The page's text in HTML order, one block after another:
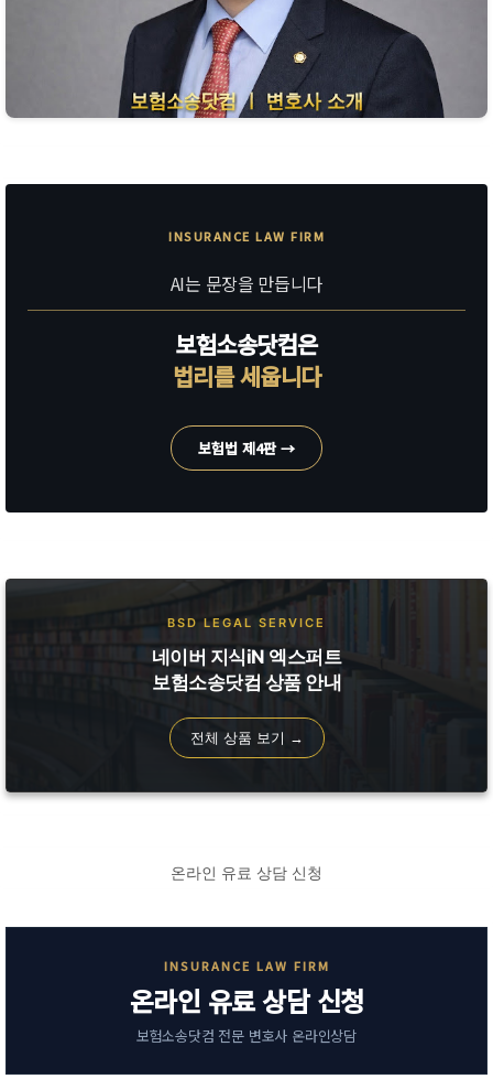
INSURANCE LAW FIRM
AI는 문장을 만듭니다
보험소송닷컴은
법리를 세웁니다
보험법 제4판 →
BSD LEGAL SERVICE
네이버 지식iN 엑스퍼트
보험소송닷컴 상품 안내
전체 상품 보기 →
온라인 유료 상담 신청
INSURANCE LAW FIRM
온라인 유료 상담 신청
보험소송닷컴 전문 변호사 온라인상담